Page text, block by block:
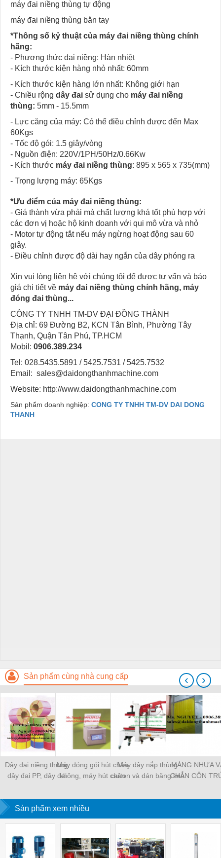
máy đai niềng thùng tự động
máy đai niềng thùng bằn tay
*Thông số kỷ thuật của máy đai niềng thùng chính
hãng:
- Phương thức đai niềng: Hàn nhiệt
- Kích thước kiện hàng nhỏ nhất: 60mm
- Kích thước kiện hàng lớn nhất: Không giới hạn
- Chiều rộng dây đai sử dụng cho máy đai niềng
thùng: 5mm - 15.5mm
- Lực căng của máy: Có thể điều chỉnh được đến Max
60Kgs
- Tốc độ gói: 1.5 giây/vòng
- Nguồn điện: 220V/1PH/50Hz/0.66Kw
- Kích thước máy đai niềng thùng: 895 x 565 x 735(mm)
- Trọng lượng máy: 65Kgs
*Ưu điểm của máy đai niềng thùng:
- Giá thành vừa phải mà chất lượng khá tốt phù hợp với
các đơn vị hoặc hộ kinh doanh với qui mô vừa và nhỏ
- Motor tự động tắt nếu máy ngừng hoạt động sau 60
giây.
- Điều chỉnh được độ dài hay ngắn của dây phóng ra
Xin vui lòng liên hệ với chúng tôi để được tư vấn và báo
giá chi tiết về máy đai niềng thùng chính hãng, máy
đóng đai thùng...
CÔNG TY TNHH TM-DV ĐẠI ĐỒNG THÀNH
Địa chỉ: 69 Đường B2, KCN Tân Bình, Phường Tây
Thạnh, Quận Tân Phú, TP.HCM
Mobil: 0906.389.234
Tel: 028.5435.5891 / 5425.7531 / 5425.7532
Email: sales@daidongthanhmachine.com
Website: http://www.daidongthanhmachine.com
Sản phẩm doanh nghiệp: CONG TY TNHH TM-DV DAI DONG
THANH
Sản phẩm cùng nhà cung cấp
Dây đai niềng thùng,
dây đai PP, dây đai
Máy đóng gói hút chân
không, máy hút chân
Máy đậy nắp thùng
carton và dán băng keo
MÀNG NHỰA
CHẮN CÔN
KHO LẠNH,
‹ ›
Sản phẩm xem nhiều